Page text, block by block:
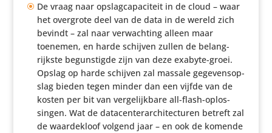
De vraag naar opslag­ca­pa­ci­teit in de cloud – waar
het overgrote deel van de data in de wereld zich
bevindt – zal naar verwach­ting alleen maar
toenemen, en harde schijven zullen de belang­
rijkste begun­stigde zijn van deze exabyte-groei.
Opslag op harde schijven zal massale gege­vens­op­
slag bieden tegen minder dan een vijfde van de
kosten per bit van verge­lijk­bare all-flash-oplos­
singen. Wat de data­cen­ter­ar­chi­tec­turen betreft zal
de waar­de­kloof volgend jaar – en ook de komende